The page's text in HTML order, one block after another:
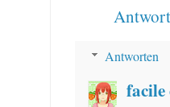
Antworten
facile